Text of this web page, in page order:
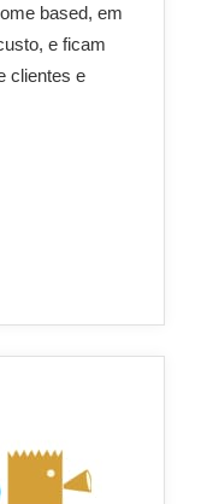
based, em
e ficam
clientes e